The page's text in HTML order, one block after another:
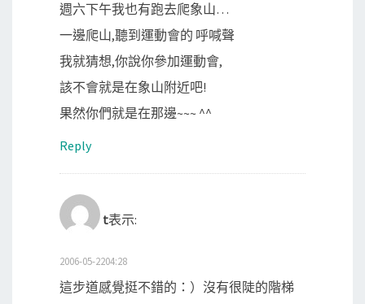
週六下午我也有跑去爬象山…
一邊爬山,聽到運動會的 呼喊聲
我就猜想,你說你參加運動會,
該不會就是在象山附近吧!
果然你們就是在那邊~~~ ^^
Reply
t表示:
2006-05-2204:28
這步道感覺挺不錯的：）沒有很陡的階梯